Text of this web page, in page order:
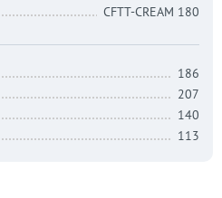
CFTT-CREAM 180
186
207
140
113